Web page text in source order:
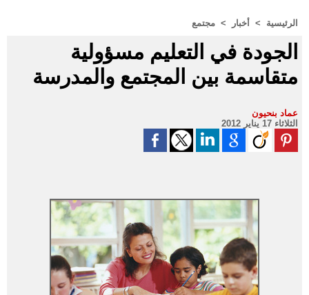
الرئيسية > أخبار > مجتمع
الجودة في التعليم مسؤولية
متقاسمة بين المجتمع والمدرسة
عماد بنحيون
الثلاثاء 17 يناير 2012